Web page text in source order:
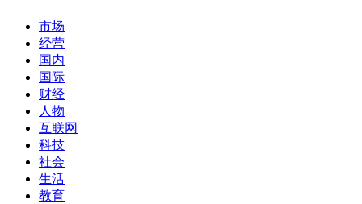
市场
经营
国内
国际
财经
人物
互联网
科技
社会
生活
教育